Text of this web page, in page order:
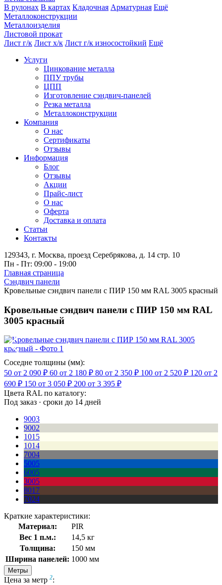
В рулонах В картах Кладочная Арматурная Ещё
Металлоконструкции
Металлоизделия
Листовой прокат
Лист г/к Лист х/к Лист г/к износостойкий Ещё
Услуги
Цинкование металла
ППУ трубы
ЦПП
Изготовление сэндвич-панелей
Резка металла
Металлоконструкции
Компания
О нас
Сертификаты
Отзывы
Информация
Блог
Отзывы
Акции
Прайс-лист
О нас
Оферта
Доставка и оплата
Статьи
Контакты
129343, г. Москва, проезд Серебрякова, д. 14 стр. 10
Пн - Пт: 09:00 - 19:00
Главная страница
Сэндвич панели
Кровельные сэндвич панели с ПИР 150 мм RAL 3005 красный
Кровельные сэндвич панели с ПИР 150 мм RAL
3005 красный
Соседне толщины (мм):
50 от 2 090 ₽ 60 от 2 180 ₽ 80 от 2 350 ₽ 100 от 2 520 ₽ 120 от 2
690 ₽ 150 от 3 050 ₽ 200 от 3 395 ₽
Цвета RAL по каталогу:
Под заказ · сроки до 14 дней
9003
9002
1015
1014
7004
5005
6005
3005
8017
7024
Краткие характеристики:
Материал:
PIR
Вес 1 п.м.:
14,5 кг
Толщина:
150 мм
Ширина панелей: 1000 мм
Метры
Цена за метр 2: